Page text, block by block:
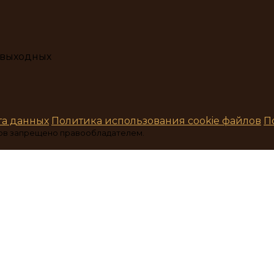
выходных
данных Политика использования cookie файлов
запрещено правообладателем.